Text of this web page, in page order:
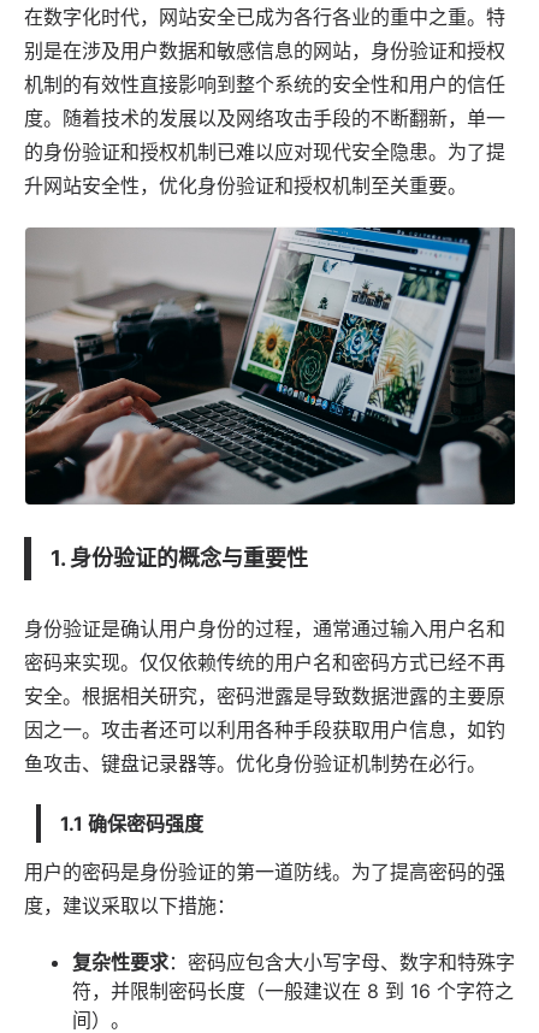
在数字化时代，网站安全已成为各行各业的重中之重。特
别是在涉及用户数据和敏感信息的网站，身份验证和授权
机制的有效性直接影响到整个系统的安全性和用户的信任
度。随着技术的发展以及网络攻击手段的不断翻新，单一
的身份验证和授权机制已难以应对现代安全隐患。为了提
升网站安全性，优化身份验证和授权机制至关重要。
1. 身份验证的概念与重要性
身份验证是确认用户身份的过程，通常通过输入用户名和
密码来实现。仅仅依赖传统的用户名和密码方式已经不再
安全。根据相关研究，密码泄露是导致数据泄露的主要原
因之一。攻击者还可以利用各种手段获取用户信息，如钓
鱼攻击、键盘记录器等。优化身份验证机制势在必行。
1.1 确保密码强度
用户的密码是身份验证的第一道防线。为了提高密码的强
度，建议采取以下措施：
复杂性要求：密码应包含大小写字母、数字和特殊字
符，并限制密码长度（一般建议在 8 到 16 个字符之
间）。